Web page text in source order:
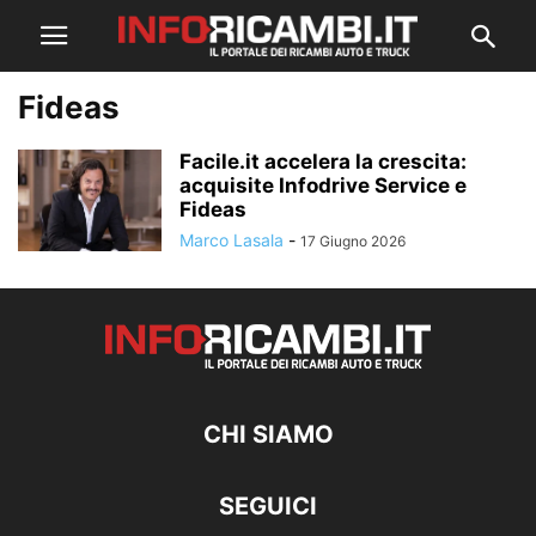
Fideas
Facile.it accelera la crescita:
acquisite Infodrive Service e
Fideas
Marco Lasala - 17 Giugno 2026
CHI SIAMO
SEGUICI